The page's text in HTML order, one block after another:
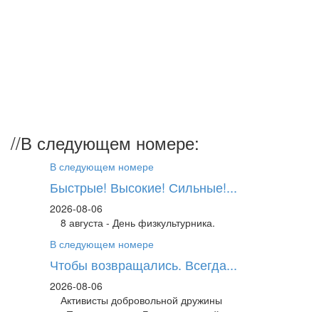
//В следующем номере:
В следующем номере
Быстрые! Высокие! Сильные!...
2026-08-06
8 августа - День физкультурника.
В следующем номере
Чтобы возвращались. Всегда...
2026-08-06
Активисты добровольной дружины